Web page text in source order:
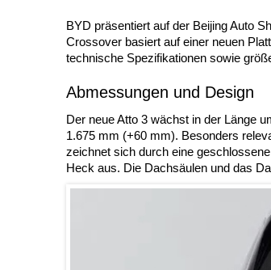
BYD präsentiert auf der Beijing Auto
Crossover basiert auf einer neuen
technische Spezifikationen sowie
Abmessungen und Design
Der neue Atto 3 wächst in der Länge
1.675 mm (+60 mm). Besonders
zeichnet sich durch eine
Heck aus. Die Dachsäulen und das